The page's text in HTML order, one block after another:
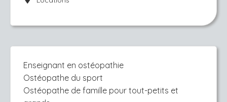
Enseignant en ostéopathie
Ostéopathe du sport
Ostéopathe de famille pour tout-petits et